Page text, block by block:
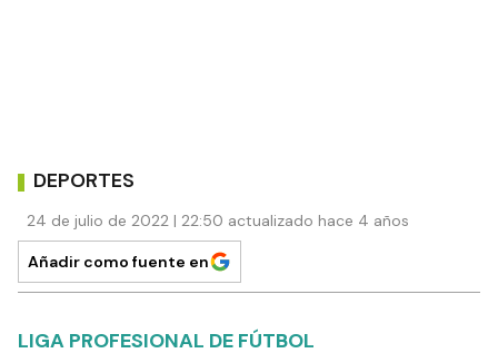
DEPORTES
24 de julio de 2022 | 22:50 actualizado hace 4 años
Añadir como fuente en
LIGA PROFESIONAL DE FÚTBOL